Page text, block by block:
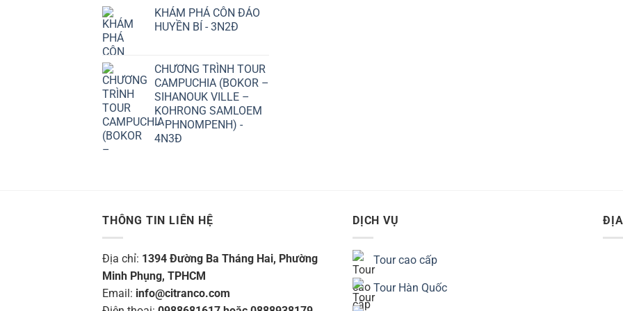
KHÁM PHÁ CÔN ĐẢO
HUYỀN BÍ - 3N2Đ
CHƯƠNG TRÌNH TOUR
CAMPUCHIA (BOKOR –
SIHANOUK VILLE –
KOHRONG SAMLOEM
– PHNOMPENH) -
4N3Đ
THÔNG TIN LIÊN HỆ
Địa chỉ: 1394 Đường Ba Tháng Hai, Phường
Minh Phụng, TPHCM
Email: info@citranco.com
DỊCH VỤ
Tour cao cấp
Tour Hàn Quốc